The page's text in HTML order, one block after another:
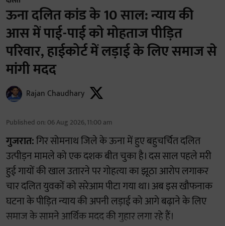
ऊना दलित कांड के 10 साल: न्याय की
आस में पाई-पाई को मोहताज पीड़ित
परिवार, हाईकोर्ट में लड़ाई के लिए समाज से
मांगी मदद
Rajan Chaudhary
Published on: 06 Aug 2026, 11:00 am
गुजरात:गिर सोमनाथ जिले के ऊना में हुए बहुचर्चित दलित
उत्पीड़न मामले को एक दशक बीत चुका है। दस साल पहले मरी
हुई गायों की खाल उतारने पर गोहत्या का झूठा आरोप लगाकर
चार दलित युवकों को सरेआम पीटा गया था। अब इस खौफनाक
घटना के पीड़ित न्याय की अपनी लड़ाई को आगे बढ़ाने के लिए
समाज के सामने आर्थिक मदद की गुहार लगा रहे हैं।